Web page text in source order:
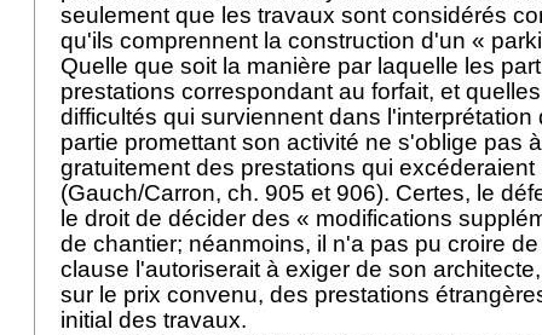
seulement que les travaux sont considérés
qu'ils comprennent la construction d'un «
Quelle que soit la manière par laquelle les
prestations correspondant au forfait, et
difficultés qui surviennent dans
partie promettant son activité ne s'oblige pas
gratuitement des prestations qui excéderaient
(Gauch/Carron, ch. 905 et 906). Certes, le
le droit de décider des « modifications
de chantier; néanmoins, il n'a pas pu croire
clause l'autoriserait à exiger de son
sur le prix convenu, des prestations
initial des travaux.